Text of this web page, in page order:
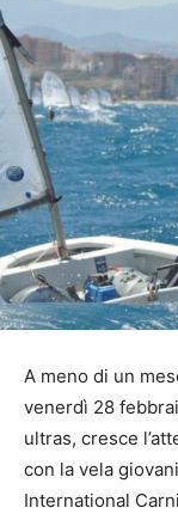
A meno di un
venerdì 28
ultras, cresce
con la vela
International